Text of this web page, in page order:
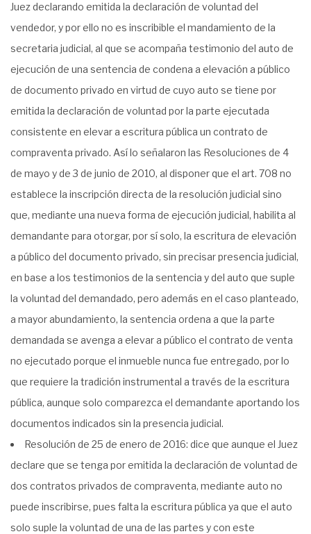
Juez declarando emitida la declaración de voluntad del
vendedor, y por ello no es inscribible el mandamiento de la
secretaria judicial, al que se acompaña testimonio del auto de
ejecución de una sentencia de condena a elevación a público
de documento privado en virtud de cuyo auto se tiene por
emitida la declaración de voluntad por la parte ejecutada
consistente en elevar a escritura pública un contrato de
compraventa privado. Así lo señalaron las Resoluciones de 4
de mayo y de 3 de junio de 2010, al disponer que el art. 708 no
establece la inscripción directa de la resolución judicial sino
que, mediante una nueva forma de ejecución judicial, habilita al
demandante para otorgar, por sí solo, la escritura de elevación
a público del documento privado, sin precisar presencia judicial,
en base a los testimonios de la sentencia y del auto que suple
la voluntad del demandado, pero además en el caso planteado,
a mayor abundamiento, la sentencia ordena a que la parte
demandada se avenga a elevar a público el contrato de venta
no ejecutado porque el inmueble nunca fue entregado, por lo
que requiere la tradición instrumental a través de la escritura
pública, aunque solo comparezca el demandante aportando los
documentos indicados sin la presencia judicial.
Resolución de 25 de enero de 2016: dice que aunque el Juez
declare que se tenga por emitida la declaración de voluntad de
dos contratos privados de compraventa, mediante auto no
puede inscribirse, pues falta la escritura pública ya que el auto
solo suple la voluntad de una de las partes y con este